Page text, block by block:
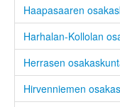
Haapasaaren
Harhalan-Kollolan
Herrasen
Hirvenniemen